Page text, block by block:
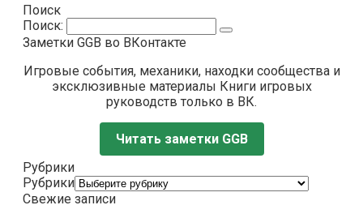
Поиск
Поиск:
Заметки GGB во ВКонтакте
Игровые события, механики, находки сообщества и
эксклюзивные материалы Книги игровых
руководств только в ВК.
Читать заметки GGB
Рубрики
Рубрики
Свежие записи